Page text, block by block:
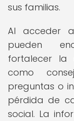
sus familias.
Al acceder
pueden
fortalecer la
como
preguntas o
pérdida de
social. La